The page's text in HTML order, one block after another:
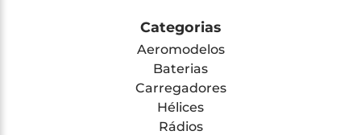
Categorias
Aeromodelos
Baterias
Carregadores
Hélices
Rádios